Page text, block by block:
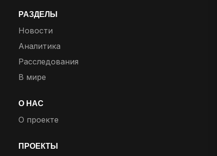
РАЗДЕЛЫ
Новости
Аналитика
Расследования
В мире
О НАС
О проекте
ПРОЕКТЫ